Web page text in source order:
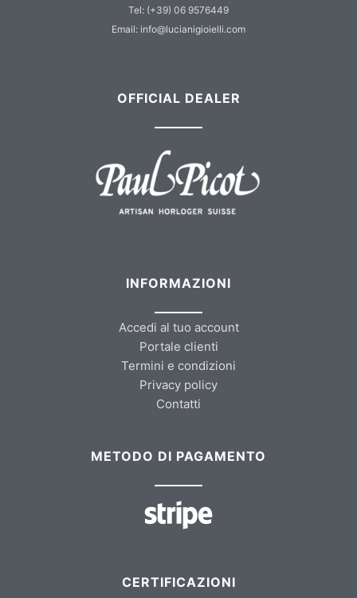
Tel: (+39) 06 9576449
Email: info@lucianigioielli.com
OFFICIAL DEALER
INFORMAZIONI
Accedi al tuo account
Portale clienti
Termini e condizioni
Privacy policy
Contatti
METODO DI PAGAMENTO
CERTIFICAZIONI